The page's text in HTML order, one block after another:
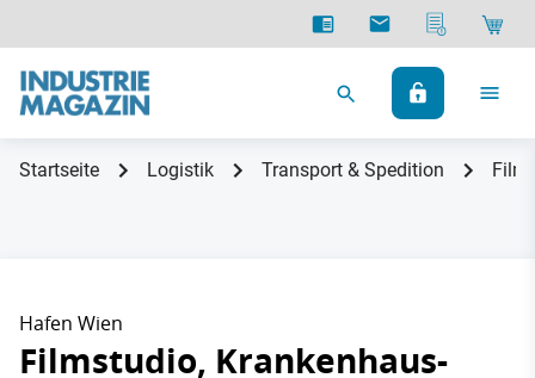
Startseite Logistik Transport & Spedition
Hafen Wien
Filmstudio, Krankenhaus-